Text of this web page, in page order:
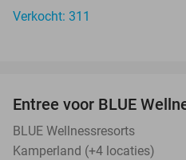
Verkocht: 311
Entree voor BLUE
BLUE Wellnessresorts
Kamperland (+4 locaties)